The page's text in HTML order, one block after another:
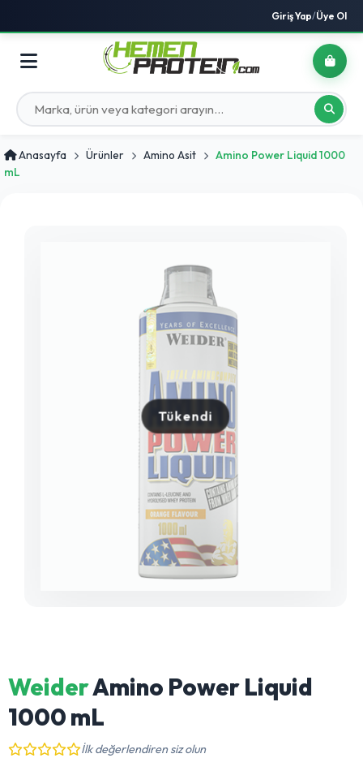
Giriş Yap/Üye Ol
Anasayfa Ürünler Amino Asit
Amino Power Liquid 1000
mL
Tükendi
WeiderAmino Power Liquid
1000 mL
İlk değerlendiren siz olun